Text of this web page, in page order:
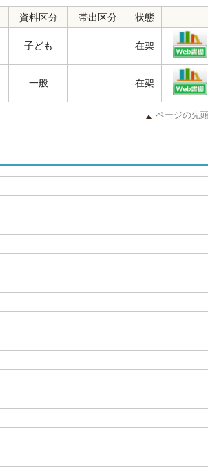
資料区分 帯出区分 状態
子ども 在架
一般 在架
ページの先